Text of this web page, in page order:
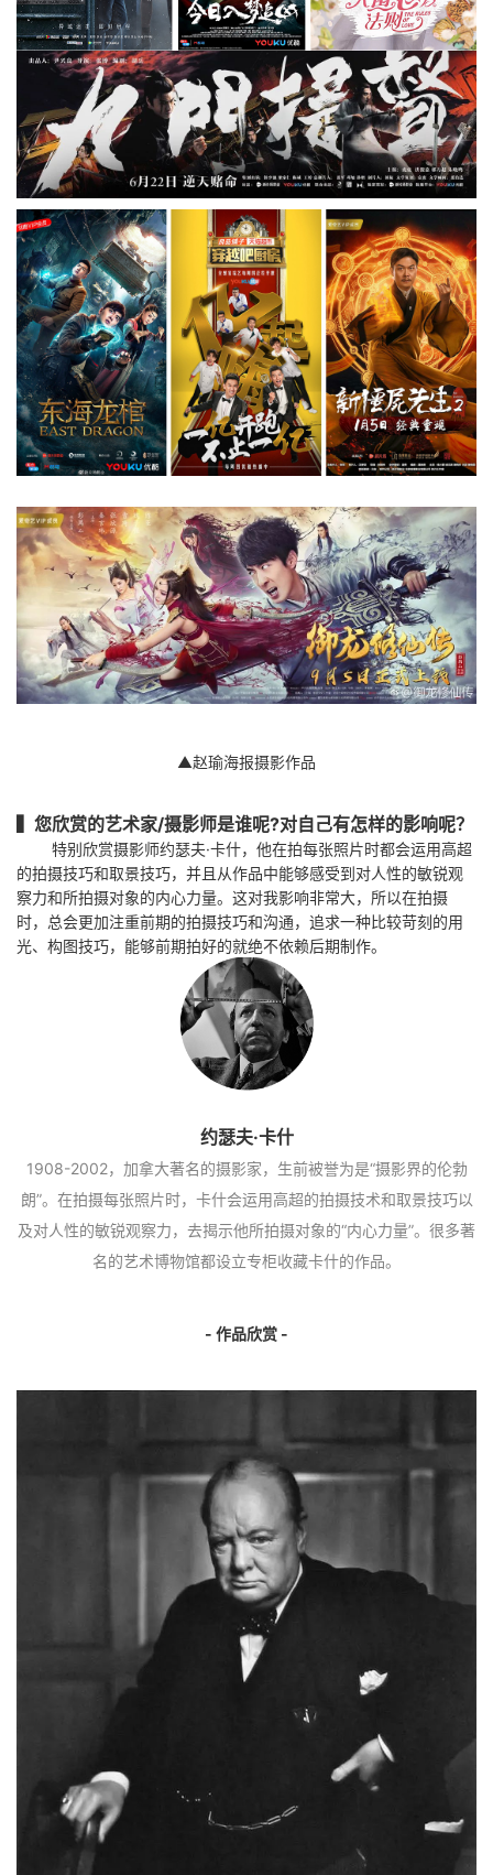
▲赵瑜海报摄影作品
▍您欣赏的艺术家/摄影师是谁呢?对自己有怎样的影响呢？
特别欣赏摄影师约瑟夫·卡什，他在拍每张照片时都会运用高超
的拍摄技巧和取景技巧，并且从作品中能够感受到对人性的敏锐观
察力和所拍摄对象的内心力量。这对我影响非常大，所以在拍摄
时，总会更加注重前期的拍摄技巧和沟通，追求一种比较苛刻的用
光、构图技巧，能够前期拍好的就绝不依赖后期制作。
约瑟夫·卡什
1908-2002，加拿大著名的摄影家，生前被誉为是“摄影界的伦勃
朗”。在拍摄每张照片时，卡什会运用高超的拍摄技术和取景技巧以
及对人性的敏锐观察力，去揭示他所拍摄对象的“内心力量”。很多著
名的艺术博物馆都设立专柜收藏卡什的作品。
- 作品欣赏 -